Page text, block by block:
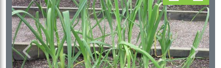
Previous Next